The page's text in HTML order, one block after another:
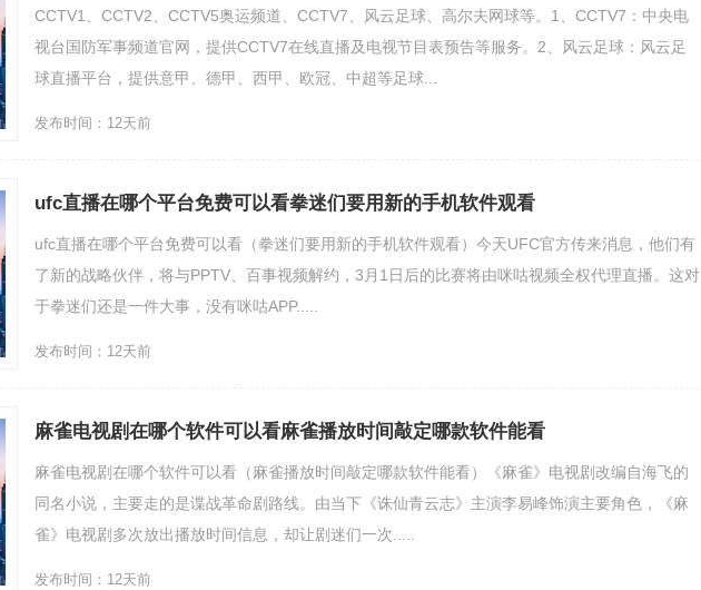
CCTV1、CCTV2、CCTV5奥运频道、CCTV7、风云足球、高尔夫网球等。1、CCTV7：中央电
视台国防军事频道官网，提供CCTV7在线直播及电视节目表预告等服务。2、风云足球：风云足
球直播平台，提供意甲、德甲、西甲、欧冠、中超等足球...
发布时间：12天前
ufc直播在哪个平台免费可以看拳迷们要用新的手机软件观看
ufc直播在哪个平台免费可以看（拳迷们要用新的手机软件观看）今天UFC官方传来消息，他们有
了新的战略伙伴，将与PPTV、百事视频解约，3月1日后的比赛将由咪咕视频全权代理直播。这对
于拳迷们还是一件大事，没有咪咕APP.....
发布时间：12天前
麻雀电视剧在哪个软件可以看麻雀播放时间敲定哪款软件能看
麻雀电视剧在哪个软件可以看（麻雀播放时间敲定哪款软件能看）《麻雀》电视剧改编自海飞的
同名小说，主要走的是谍战革命剧路线。由当下《诛仙青云志》主演李易峰饰演主要角色，《麻
雀》电视剧多次放出播放时间信息，却让剧迷们一次.....
发布时间：12天前